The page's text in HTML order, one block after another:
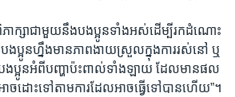
ភាក្សាជាមួយនឹងបងប្អូនទាំងអស់ដើម្បីរកដំណោះ
ងប្អូនហ្នឹងមានភាពងាយស្រួលក្នុងការរស់នៅ ឬ
ងប្អូនអំពីបញ្ហាប៉ះពាល់ទាំងឡាយ ដែលមានផល
ចដោះទៅតាមការដែលអាចធ្វើទៅបានហើយ”។